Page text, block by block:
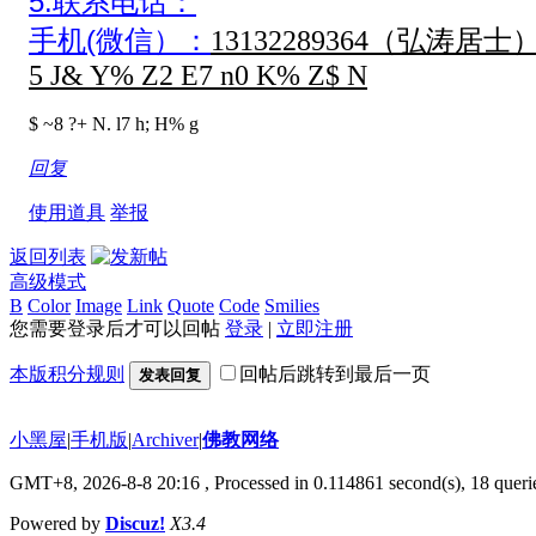
手机(微信）： 13132289364（弘涛居士）
5 J& Y% Z2 E7 n0 K% Z$ N
$ ~8 ?+ N. l7 h; H% g
回复
使用道具 举报
返回列表
高级模式
B Color Image Link Quote Code Smilies
您需要登录后才可以回帖 登录 | 立即注册
本版积分规则 发表回复 回帖后跳转到最后一页
小黑屋|手机版|Archiver|佛教网络
GMT+8, 2026-8-8 20:16 , Processed in 0.114861 second(s), 18
Powered by Discuz! X3.4